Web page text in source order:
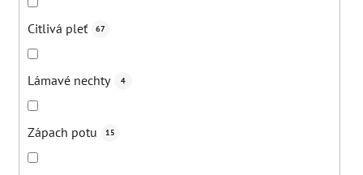
Citlivá pleť 67
Lámavé nechty 4
Zápach potu 15